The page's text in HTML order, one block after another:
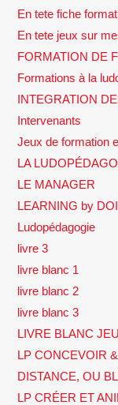
En tete fiche
En tete jeux sur
FORMATION DE
Formations à la
INTEGRATION
Intervenants
Jeux de formation
LA
LE MANAGER
LEARNING by
Ludopédagogie
livre 3
livre blanc 1
livre blanc 2
livre blanc 3
LIVRE BLANC JEU
LP CONCEVOIR
DISTANCE, OU
LP CRÉER ET